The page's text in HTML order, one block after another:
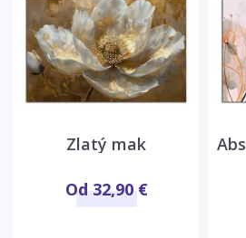
Zlatý mak
Od 32,90 €